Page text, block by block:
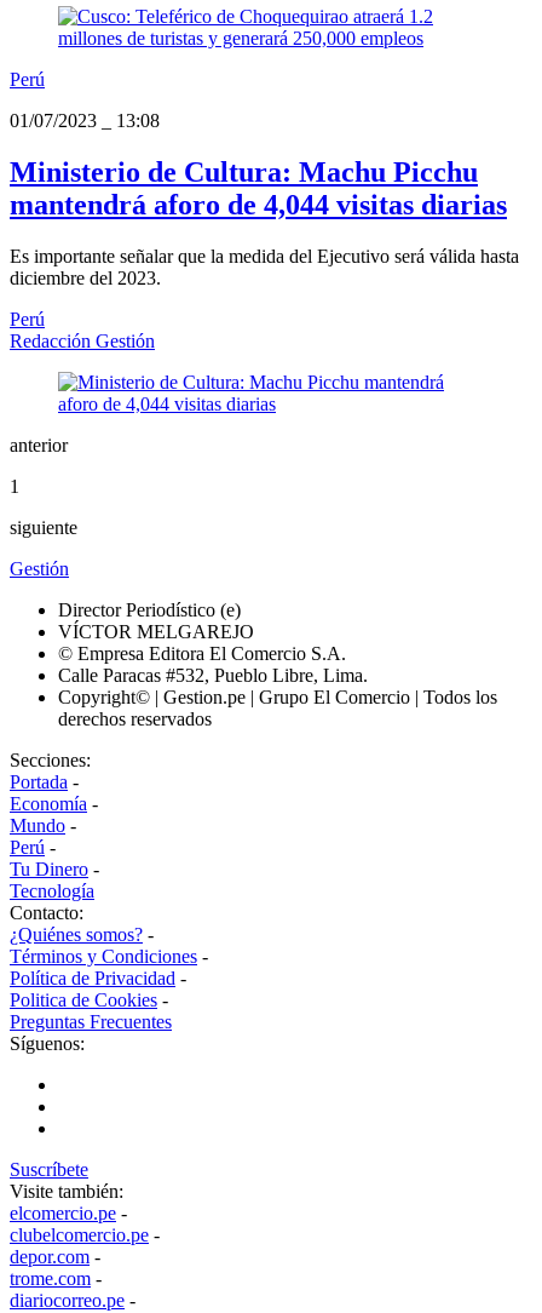
Perú
01/07/2023
13:08
Ministerio de Cultura: Machu Picchu
mantendrá aforo de 4,044 visitas diarias
Es importante señalar que la medida del Ejecutivo será válida hasta
diciembre del 2023.
Perú
Redacción Gestión
anterior
1
siguiente
Gestión
Director Periodístico (e)
VÍCTOR MELGAREJO
© Empresa Editora El Comercio S.A.
Calle Paracas #532, Pueblo Libre, Lima.
Copyright© | Gestion.pe | Grupo El Comercio | Todos los
derechos reservados
Secciones:
Portada -
Economía -
Mundo -
Perú -
Tu Dinero -
Tecnología
Contacto:
¿Quiénes somos? -
Términos y Condiciones -
Política de Privacidad -
Politica de Cookies -
Preguntas Frecuentes
Síguenos:
Suscríbete
Visite también:
elcomercio.pe -
clubelcomercio.pe -
depor.com -
trome.com -
diariocorreo.pe -